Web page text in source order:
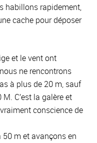
habillons rapidement,
cache pour déposer
et le vent ont
ne rencontrons
à plus de 20 m, sauf
C’est la galère et
conscience de
m et avançons en